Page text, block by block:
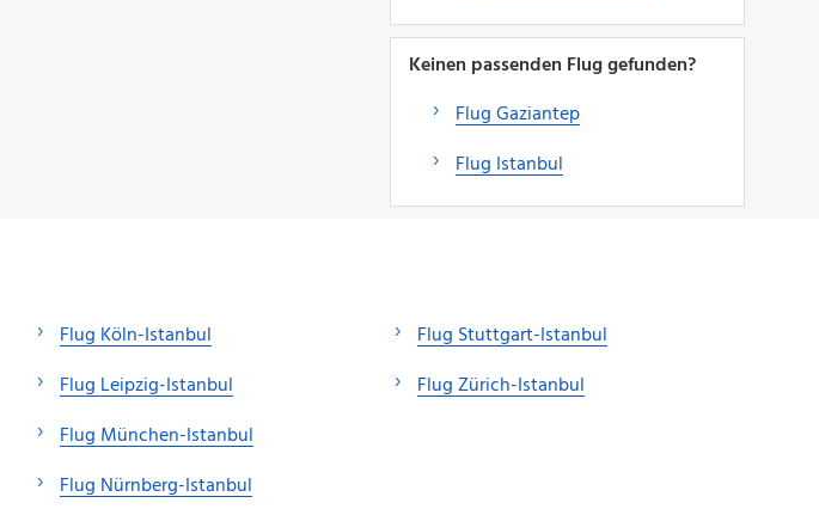
Keinen passenden Flug gefunden?
Flug Gaziantep
Flug Istanbul
Flug Köln-Istanbul
Flug Leipzig-Istanbul
Flug München-Istanbul
Flug Nürnberg-Istanbul
Flug Stuttgart-Istanbul
Flug Zürich-Istanbul